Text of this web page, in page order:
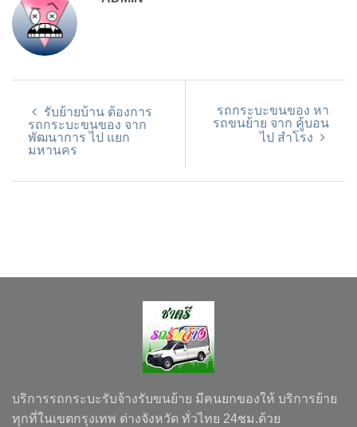
รับย้ายบ้าน ต้องการ
รถกระบะขนของ จาก
พัฒนาการ ไป แยก
มหานคร
รถกระบะขนของ หา
รถขนย้าย จาก คู้บอน
ไป สำโรง
บริการรถกระบะรับจ้างรับขนย้าย มีคนยกของให้ บริการย้าย
ทุกที่ในเขตกรุงเทพ ต่างจังหวัด ทั่วไทย 24ชม.ด้วย